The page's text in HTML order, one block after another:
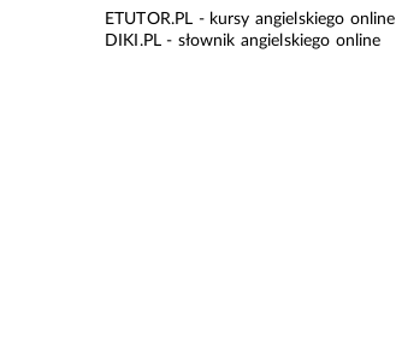
ETUTOR.PL - kursy angielskiego online
DIKI.PL - słownik angielskiego online